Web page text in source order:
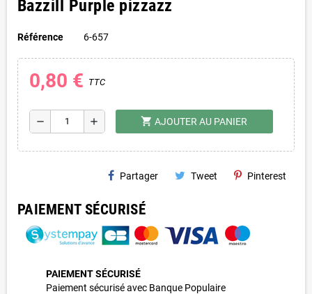
Bazzill Purple pizzazz
Référence 6-657
0,80 € TTC
remove add shopping_cart AJOUTER AU PANIER
Partager Tweet Pinterest
PAIEMENT SÉCURISÉ
PAIEMENT SÉCURISÉ
Paiement sécurisé avec Banque Populaire